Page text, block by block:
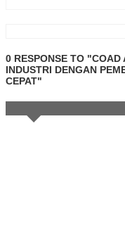
0 RESPONSE TO "COAD
INDUSTRI DENGAN
CEPAT"